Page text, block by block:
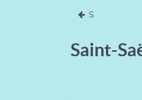
S
Saint-